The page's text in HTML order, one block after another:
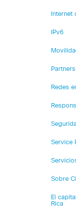
Internet
IPv6
Partners
Redes
Service
Sobre
El
Rica